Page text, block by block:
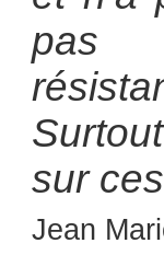
pas
sur
Jean